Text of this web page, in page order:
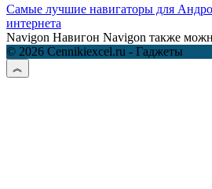
Самые лучшие навигаторы для
интернета
Navigon Навигон Navigon также
© 2026 Cennikiexcel.ru - Гаджеты